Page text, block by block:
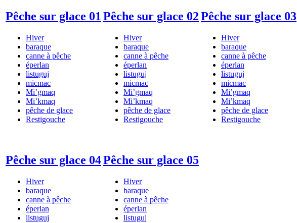
Pêche sur glace 01
Hiver
baraque
canne à pêche
éperlan
listuguj
micmac
Mi’gmaq
Mi’kmaq
pêche de glace
Restigouche
Pêche sur glace 02
Hiver
baraque
canne à pêche
éperlan
listuguj
micmac
Mi’gmaq
Mi’kmaq
pêche de glace
Restigouche
Pêche sur glace 03
Hiver
baraque
canne à pêche
éperlan
listuguj
micmac
Mi’gmaq
Mi’kmaq
pêche de glace
Restigouche
Pêche sur glace 04
Hiver
baraque
canne à pêche
éperlan
listuguj
Pêche sur glace 05
Hiver
baraque
canne à pêche
éperlan
listuguj